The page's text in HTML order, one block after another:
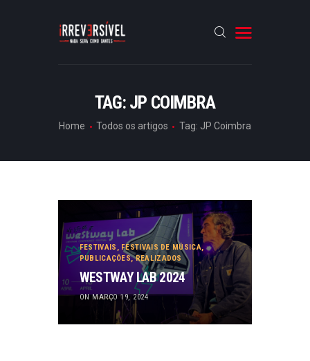
TAG: JP COIMBRA
Home Todos os artigos Tag: JP Coimbra
CRÓNICAS
FESTIVAIS , FESTIVAIS DE MÚSICA,
PUBLICAÇÕES,REALIZADOS
WESTWAY LAB 2024
ON MARÇO 19, 2024